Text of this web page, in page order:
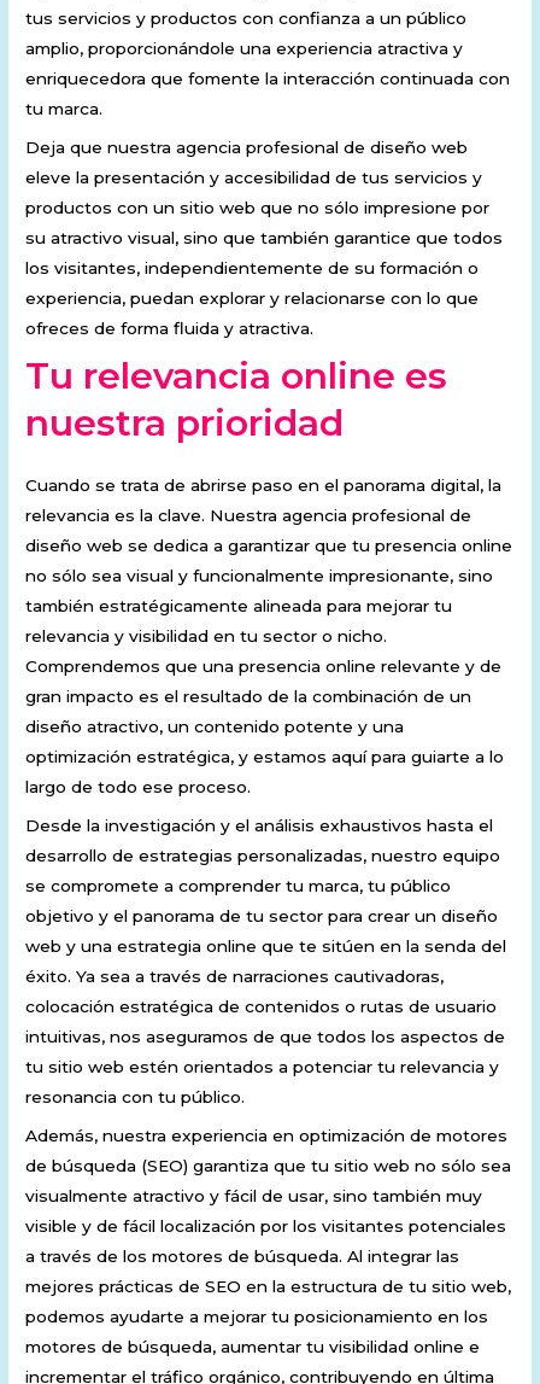
tus servicios y productos con confianza a un público
amplio, proporcionándole una experiencia atractiva y
enriquecedora que fomente la interacción continuada con
tu marca.
Deja que nuestra agencia profesional de diseño web
eleve la presentación y accesibilidad de tus servicios y
productos con un sitio web que no sólo impresione por
su atractivo visual, sino que también garantice que todos
los visitantes, independientemente de su formación o
experiencia, puedan explorar y relacionarse con lo que
ofreces de forma fluida y atractiva.
Tu relevancia online es
nuestra prioridad
Cuando se trata de abrirse paso en el panorama digital, la
relevancia es la clave. Nuestra agencia profesional de
diseño web se dedica a garantizar que tu presencia online
no sólo sea visual y funcionalmente impresionante, sino
también estratégicamente alineada para mejorar tu
relevancia y visibilidad en tu sector o nicho.
Comprendemos que una presencia online relevante y de
gran impacto es el resultado de la combinación de un
diseño atractivo, un contenido potente y una
optimización estratégica, y estamos aquí para guiarte a lo
largo de todo ese proceso.
Desde la investigación y el análisis exhaustivos hasta el
desarrollo de estrategias personalizadas, nuestro equipo
se compromete a comprender tu marca, tu público
objetivo y el panorama de tu sector para crear un diseño
web y una estrategia online que te sitúen en la senda del
éxito. Ya sea a través de narraciones cautivadoras,
colocación estratégica de contenidos o rutas de usuario
intuitivas, nos aseguramos de que todos los aspectos de
tu sitio web estén orientados a potenciar tu relevancia y
resonancia con tu público.
Además, nuestra experiencia en optimización de motores
de búsqueda (SEO) garantiza que tu sitio web no sólo sea
visualmente atractivo y fácil de usar, sino también muy
visible y de fácil localización por los visitantes potenciales
a través de los motores de búsqueda. Al integrar las
mejores prácticas de SEO en la estructura de tu sitio web,
podemos ayudarte a mejorar tu posicionamiento en los
motores de búsqueda, aumentar tu visibilidad online e
incrementar el tráfico orgánico, contribuyendo en última